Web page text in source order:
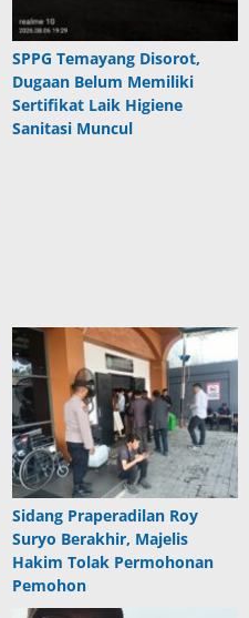
SPPG Temayang Disorot,
Dugaan Belum Memiliki
Sertifikat Laik Higiene
Sanitasi Muncul
Sidang Praperadilan Roy
Suryo Berakhir, Majelis
Hakim Tolak Permohonan
Pemohon